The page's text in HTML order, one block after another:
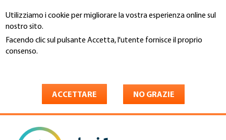
Utilizziamo i cookie per migliorare la vostra esperienza online sul
nostro sito.
Facendo clic sul pulsante Accetta, l'utente fornisce il proprio
consenso.
ACCETTARE NO GRAZIE
al
contenuto
principale
You
Aarberg